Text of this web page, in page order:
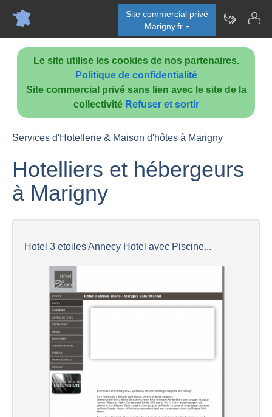
Le site utilise les cookies de nos partenaires.
Politique de confidentialité
Site commercial privé sans lien avec le site de la
collectivité Refuser et sortir
Site commercial privé
Marigny.fr
Services d'Hotellerie & Maison d'hôtes à Marigny
Hotelliers et hébergeurs
à Marigny
Hotel 3 etoiles Annecy Hotel avec Piscine...